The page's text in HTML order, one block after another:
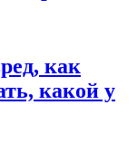
как
какой у